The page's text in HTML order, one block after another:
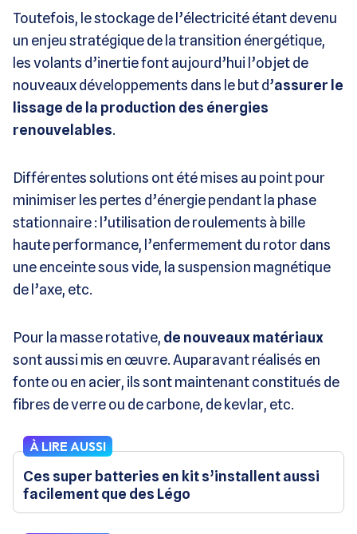
Toutefois, le stockage de l’électricité étant devenu
un enjeu stratégique de la transition énergétique,
les volants d’inertie font aujourd’hui l’objet de
nouveaux développements dans le but d’assurer le
lissage de la production des énergies
renouvelables.
Différentes solutions ont été mises au point pour
minimiser les pertes d’énergie pendant la phase
stationnaire : l’utilisation de roulements à bille
haute performance, l’enfermement du rotor dans
une enceinte sous vide, la suspension magnétique
de l’axe, etc.
Pour la masse rotative, de nouveaux matériaux
sont aussi mis en œuvre. Auparavant réalisés en
fonte ou en acier, ils sont maintenant constitués de
fibres de verre ou de carbone, de kevlar, etc.
À LIRE AUSSI
Ces super batteries en kit s’installent aussi
facilement que des Légo